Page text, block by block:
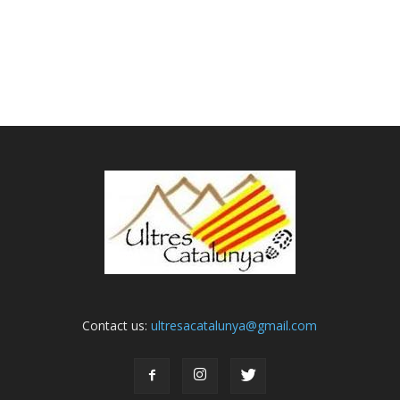
Contact us:ultresacatalunya@gmail.com